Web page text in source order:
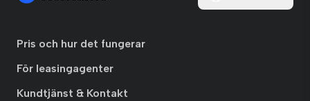
Pris och hur det fungerar
För leasingagenter
Kundtjänst & Kontakt